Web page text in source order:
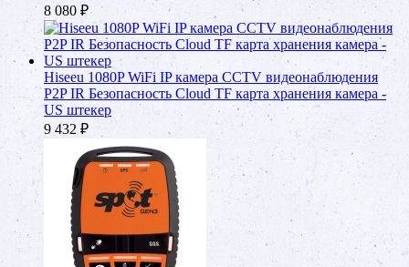
8 080 ₽
Hiseeu 1080P WiFi IP камера CCTV видеонаблюдения
P2P IR Безопасность Cloud TF карта хранения камера -
US штекер
9 432 ₽